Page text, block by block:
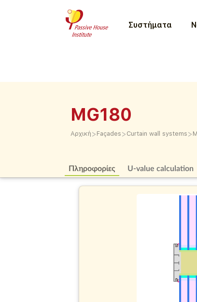
Συστήματα
MG180
Αρχική > Façades > Curtain wall systems >
Πληροφορίες U-value calculation